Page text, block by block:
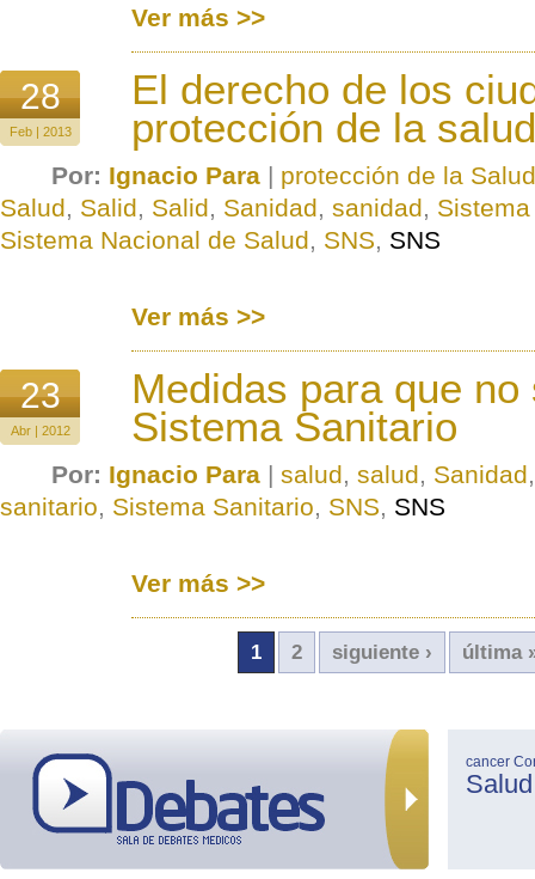
Ver más >>
28
Feb | 2013
El derecho de los
protección de la salud
Por: Ignacio Para | protección de la Salud
Salud, Salid, Salid, Sanidad, sanidad,
Sistema Nacional de Salud, SNS, SNS
Ver más >>
23
Abr | 2012
Medidas para que no
Sistema Sanitario
Por: Ignacio Para | salud, salud, Sanidad
sanitario, Sistema Sanitario, SNS, SNS
Ver más >>
1 2 siguiente › última
cancer
Salud